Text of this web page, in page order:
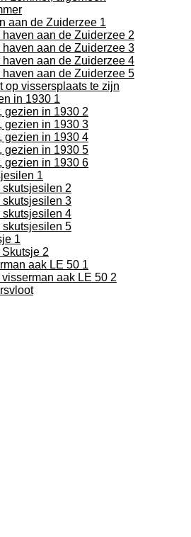
aan de Zuiderzee 1
haven aan de Zuiderzee 2
haven aan de Zuiderzee 3
haven aan de Zuiderzee 4
haven aan de Zuiderzee 5
op vissersplaats te zijn
in 1930 1
gezien in 1930 2
gezien in 1930 3
gezien in 1930 4
gezien in 1930 5
gezien in 1930 6
1
skutsjesilen 2
skutsjesilen 3
skutsjesilen 4
skutsjesilen 5
1
Skutsje 2
aak LE 50 1
visserman aak LE 50 2